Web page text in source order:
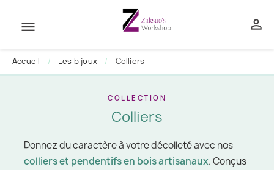
 
Accueil Les bijoux Colliers
Colliers
Donnez du caractère à votre décolleté avec nos
colliers et pendentifs en bois artisanaux. Conçus